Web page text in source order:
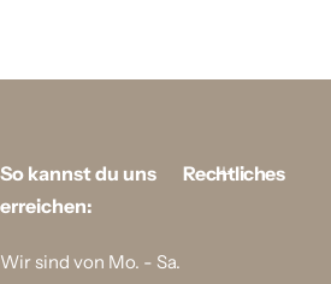
So kannst du uns
erreichen:
Wir sind von Mo. - Sa.
Rechtliches